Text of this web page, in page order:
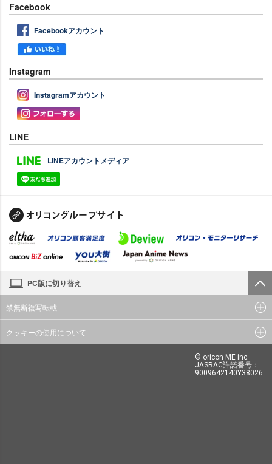
Facebook
Facebookアカウント
Instagram
Instagramアカウント
LINE
LINEアカウントメディア
PC版に切り替え
禁無断複写転載
クッキーの使用について
© oricon ME inc.
JASRAC許諾番号：
9009642140Y38026